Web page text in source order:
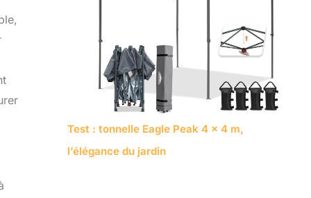
Test : tonnelle Eagle Peak 4 x 4 m,
l’élégance du jardin